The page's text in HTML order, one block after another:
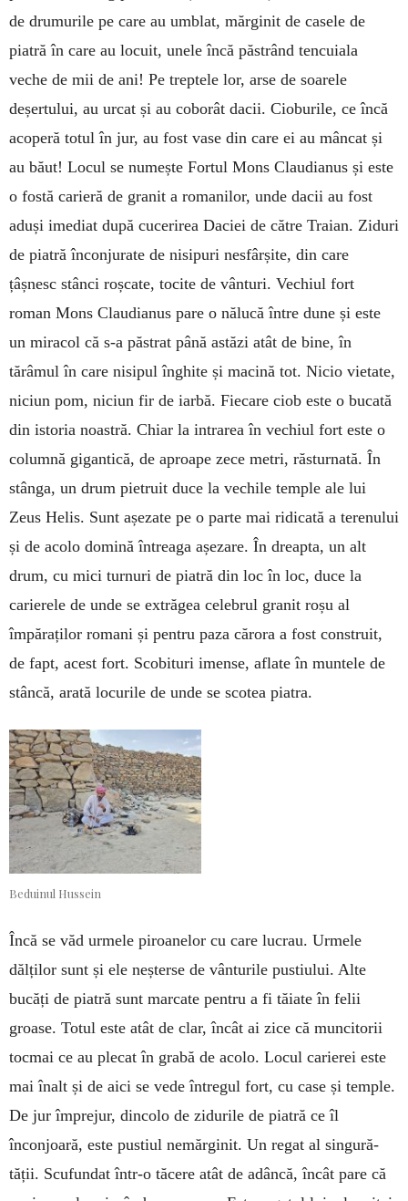
de drumurile pe care au umblat, măr­ginit de casele de
piatră în care au locuit, unele încă păstrând tencuiala
veche de mii de ani! Pe treptele lor, arse de soarele
deșertului, au urcat și au co­borât dacii. Cioburile, ce încă
acoperă totul în jur, au fost vase din care ei au mâncat și
au băut! Locul se numește Fortul Mons Claudianus și este
o fostă carieră de granit a romanilor, unde dacii au fost
aduși imediat după cucerirea Daciei de către Traian. Ziduri
de piatră înconjurate de nisipuri nesfârșite, din care
țâșnesc stânci roșcate, tocite de vânturi. Vechiul fort
roman Mons Claudianus pare o nă­lucă între dune și este
un miracol că s-a păs­trat până astăzi atât de bine, în
tărâmul în care nisipul înghite și macină tot. Nicio vietate,
niciun pom, niciun fir de iarbă. Fiecare ciob este o bucată
din istoria noastră. Chiar la intrarea în vechiul fort este o
columnă gigantică, de aproape zece metri, răsturnată. În
stânga, un drum pietruit duce la vechile temple ale lui
Zeus Helis. Sunt așezate pe o parte mai ridicată a terenului
și de acolo domină întreaga așezare. În dreapta, un alt
drum, cu mici turnuri de piatră din loc în loc, duce la
carierele de unde se extrăgea celebrul gra­nit roșu al
împăraților romani și pentru paza cărora a fost construit,
de fapt, acest fort. Scobituri imense, aflate în muntele de
stâncă, arată locurile de unde se scotea piatra.
Beduinul Hussein
Încă se văd urmele piroanelor cu care lucrau. Urmele
dălților sunt și ele neșterse de vânturile pustiului. Alte
bucăți de piatră sunt marcate pentru a fi tăiate în felii
groase. Totul este atât de clar, încât ai zice că muncitorii
tocmai ce au plecat în grabă de acolo. Locul carierei este
mai înalt și de aici se vede întregul fort, cu case și temple.
De jur împrejur, dincolo de zidurile de piatră ce îl
înconjoară, este pus­tiul nemărginit. Un regat al singu­ră­
tății. Scufundat într-o tăcere atât de adân­că, încât pare că